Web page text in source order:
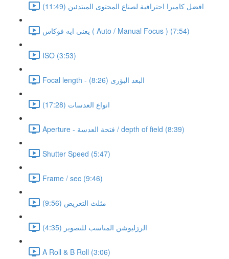
افضل كاميرا احترافية لصناع المحتوى المبتدئين (11:49)
يعنى ايه فوكاس ( Auto / Manual Focus ) (7:54)
ISO (3:53)
Focal length - البعد البؤرى (8:26)
انواع العدسات (17:28)
Aperture - فتحة العدسة / depth of field (8:39)
Shutter Speed (5:47)
Frame / sec (9:46)
مثلث التعريض (9:56)
الرزليوشن المناسب للتصوير (4:35)
A Roll & B Roll (3:06)